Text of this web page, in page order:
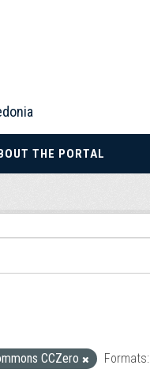
THE PORTAL
CCZero
Formats: